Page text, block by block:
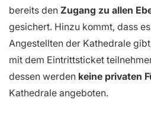
bereits den Zugang zu allen
gesichert. Hinzu kommt, dass es
Angestellten der Kathedrale
mit dem Eintrittsticket
dessen werden keine privaten
Kathedrale angeboten.